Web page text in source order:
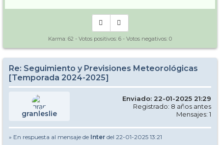
Karma: 62 - Votos positivos: 6 - Votos negativos: 0
Re: Seguimiento y Previsiones Meteorológicas
[Temporada 2024-2025]
granleslie
Enviado: 22-01-2025 21:29
Registrado: 8 años antes
Mensajes: 1
» En respuesta al mensaje de Inter del 22-01-2025 13:21